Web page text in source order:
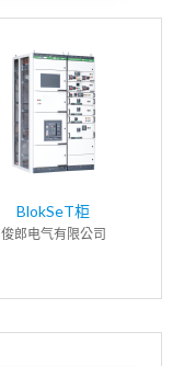
BlokSeT柜
俊郎电气有限公司